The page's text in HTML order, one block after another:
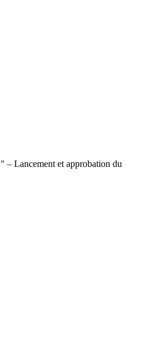
Lancement et approbation du